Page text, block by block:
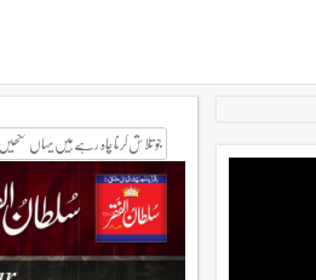
تلاش
کرنا
رہے
یہاں
لکھیں